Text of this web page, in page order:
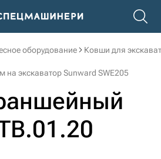
оборудование Ковши для
экскаватор Sunward SWE205